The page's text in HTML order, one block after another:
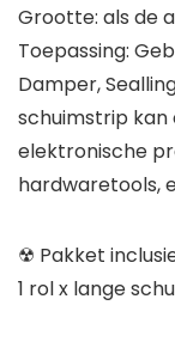
Grootte: als de
Toepassing:
Damper,
schuimstrip kan
elektronische
hardwaretools,
☢ Pakket
1 rol x lange